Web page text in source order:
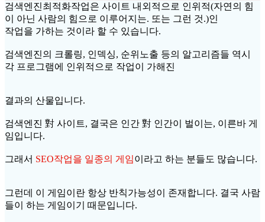
검색엔진최적화작업은 사이트 내외적으로 인위적(자연의 힘
이 아닌 사람의 힘으로 이루어지는. 또는 그런 것.)인
작업을 가하는 것이라 할 수 있습니다.
검색엔진의 크롤링, 인덱싱, 순위노출 등의 알고리즘들 역시
각 프로그램에 인위적으로 작업이 가해진
결과의 산물입니다.
검색엔진 對 사이트, 결국은 인간 對 인간이 벌이는, 이른바 게
임입니다.
그래서 SEO작업을 일종의 게임이라고 하는 분들도 많습니다.
그런데 이 게임이란 항상 반칙가능성이 존재합니다. 결국 사람
들이 하는 게임이기 때문입니다.